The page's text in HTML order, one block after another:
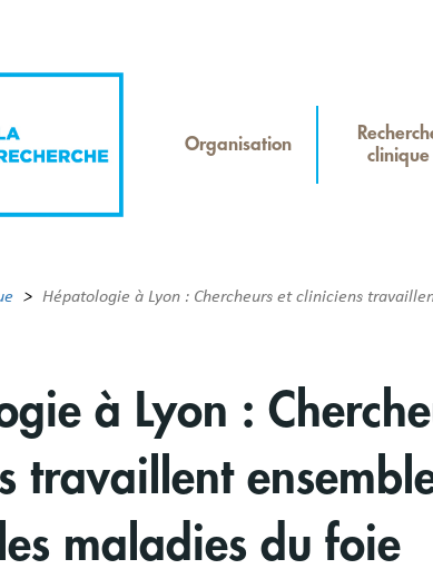
Organisation
clinique
Hépatologie à Lyon : Chercheurs et cliniciens
à Lyon :
travaillent
maladies du foie